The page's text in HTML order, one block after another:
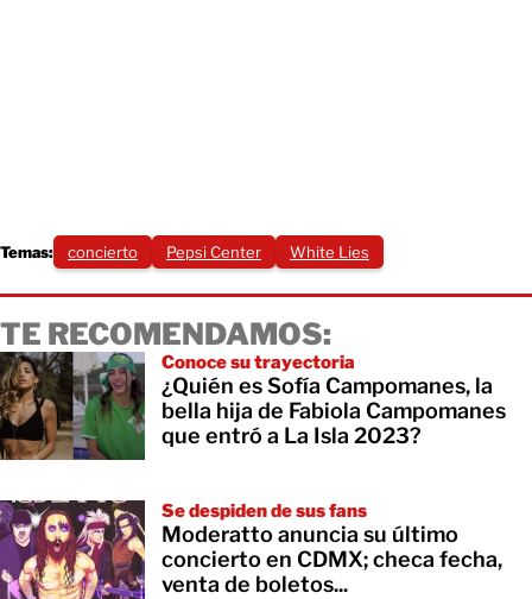
Temas: concierto Pepsi Center White Lies
TE RECOMENDAMOS:
Conoce su trayectoria
¿Quién es Sofía Campomanes, la
bella hija de Fabiola Campomanes
que entró a La Isla 2023?
Se despiden de sus fans
Moderatto anuncia su último
concierto en CDMX; checa fecha,
venta de boletos...